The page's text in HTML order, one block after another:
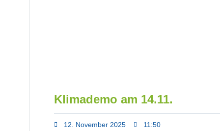
Klimademo am 14.11.
12. November 2025 11:50